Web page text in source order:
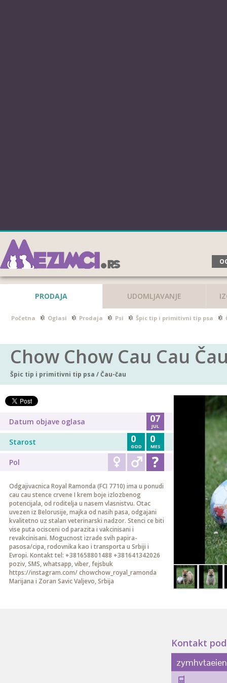
PRODAJA UDOMLJAVANJE
Početna Oglasi Prodaja Psi Špic tip i primitivni tip psa
Chow Chow Cau Cau
Špic tip i primitivni tip psa /Čau-čau
Datum objave oglasa 07
JUL
Starost 0
MES
0
GOD
Pol
Odgajivacnica Royal Ramonda (FCI 7710) ima u ponudi
cau cau stence crvene I krem boje izlozbenog
potencijala, od roditelja u nasem vlasnistvu. Otac
uvezen iz Belorusije, majka od nasih pasa, odgajani
kvalitetno uz stalan veterinarski nadzor. Stenci ce biti
vise puta ocisceni od parazita i vakcinisani i
revakcinisani. Mogucnost izrade svih papira-
pasosa/cipa, rodovnika kao i transporta u Srbiji i
Evropi. Kontakt tel: +381658801488 +381641342026
poziv, SMS, whatsapp, viber, fejsbuk
https://instagram.com/ chowchow_royal_ramonda
Marijana i Zoran Savic Valjevo, Srbija
Kontakt